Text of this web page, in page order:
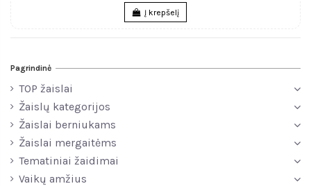
Į krepšelį
Pagrindinė
TOP žaislai
Žaislų kategorijos
Žaislai berniukams
Žaislai mergaitėms
Tematiniai žaidimai
Vaikų amžius